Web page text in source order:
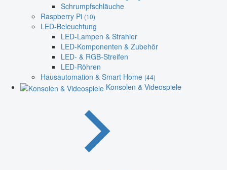
Schrumpfschläuche
Raspberry Pi (10)
LED-Beleuchtung
LED-Lampen & Strahler
LED-Komponenten & Zubehör
LED- & RGB-Streifen
LED-Röhren
Hausautomation & Smart Home (44)
Konsolen & Videospiele